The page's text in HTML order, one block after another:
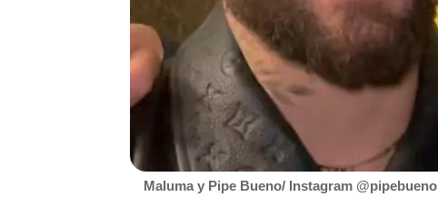
Maluma y Pipe Bueno/ Instagram @pipebueno